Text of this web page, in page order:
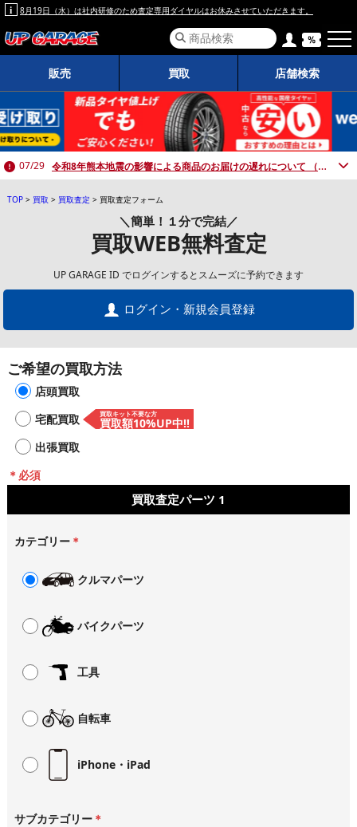
8月19日（水）は社内研修のため査定専用ダイヤルはお休みさせていただきます。
販売 買取 店舗検索
07/29 令和8年熊本地震の影響による商品のお届けの遅れについて （7月30日 10:00時点）
TOP> 買取 > 買取査定 > 買取査定フォーム
＼簡単！１分で完結／
買取WEB無料査定
UP GARAGE ID でログインするとスムーズに予約できます
ログイン・新規会員登録
ご希望の買取方法
店頭買取
宅配買取
買取キット不要な方
買取額10%UP中!!
出張買取
＊必須
買取査定パーツ 1
カテゴリー＊
クルマパーツ
バイクパーツ
工具
自転車
iPhone・iPad
サブカテゴリー＊